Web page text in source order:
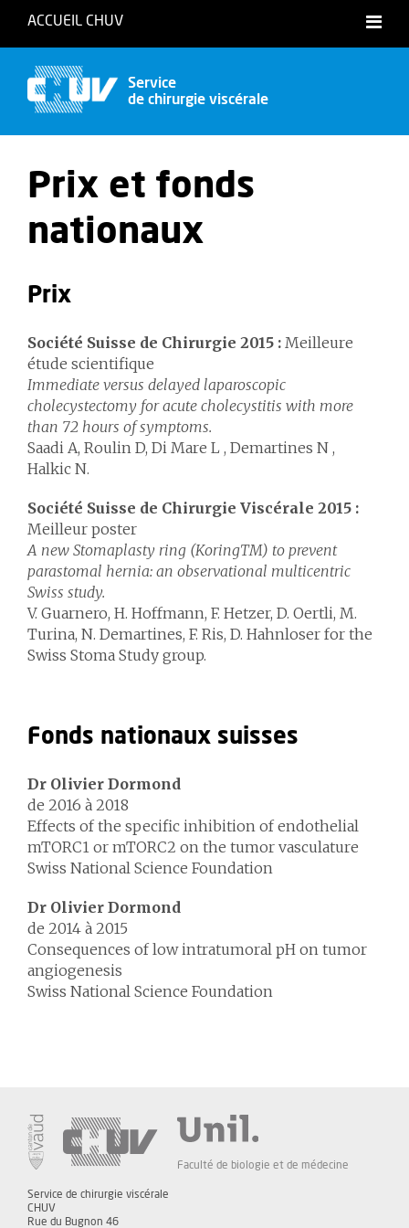
ACCUEIL CHUV
Service
de chirurgie viscérale
Prix et fonds
nationaux
Prix
Société Suisse de Chirurgie 2015 : Meilleure
étude scientifique
Immediate versus delayed laparoscopic
cholecystectomy for acute cholecystitis with more
than 72 hours of symptoms.
Saadi A, Roulin D, Di Mare L , Demartines N ,
Halkic N.
Société Suisse de Chirurgie Viscérale 2015 :
Meilleur poster
A new Stomaplasty ring (KoringTM) to prevent
parastomal hernia: an observational multicentric
Swiss study.
V. Guarnero, H. Hoffmann, F. Hetzer, D. Oertli, M.
Turina, N. Demartines, F. Ris, D. Hahnloser for the
Swiss Stoma Study group.
Fonds nationaux suisses
Dr Olivier Dormond
de 2016 à 2018
Effects of the specific inhibition of endothelial
mTORC1 or mTORC2 on the tumor vasculature
Swiss National Science Foundation
Dr Olivier Dormond
de 2014 à 2015
Consequences of low intratumoral pH on tumor
angiogenesis
Swiss National Science Foundation
Faculté de biologie et de médecine
Service de chirurgie viscérale
CHUV
Rue du Bugnon 46